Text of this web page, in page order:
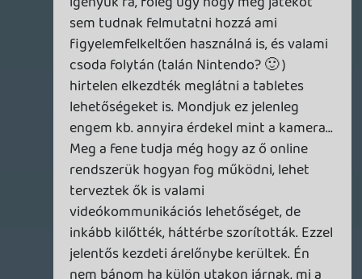
Kár, hogy nem dolgozol az MS-nél, felelős
beosztásban. Pontosan ennyit kellett
volna világosan kikommunikálni. Már, ha
létezne ilyen koncepció az MS-nél, de az
alacsonyabb árra ők tuti sosem gondoltak
Mondjuk engem a kötelező kinect
(megvásárlás) is irritál, hiszen soha
semmire nem szeretném ugyse használni.
Axl: a fejlesztő hiába épít arra, hogy
mindenkinél ott a kinect, ha én nem
akarom használni! Ha vonz a funkció,
nyilván vennék kamerát, de nem érdekel,
sőt - gyűlölöm a létét. Építsenek azokra,
akiket érdekel a gimmick.